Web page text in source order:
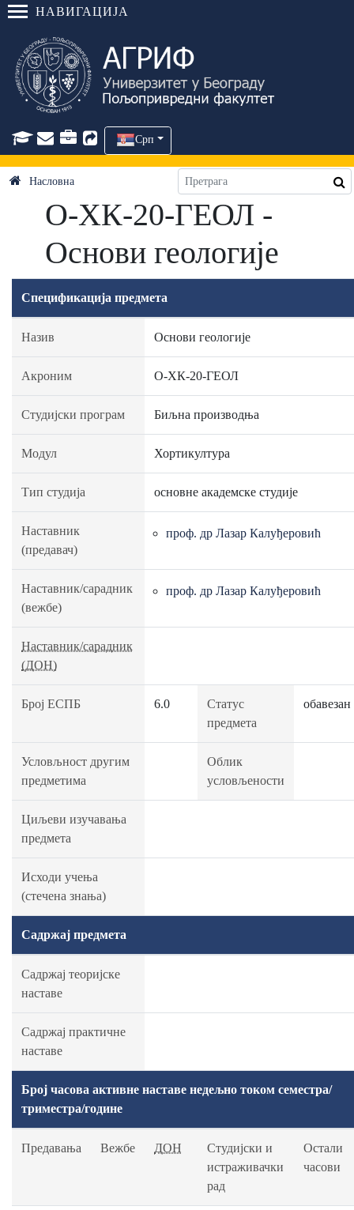
НАВИГАЦИЈА
Срп
Насловна
О-ХК-20-ГЕОЛ -
Основи геологије
Спецификација предмета
Назив Основи геологије
Акроним О-ХК-20-ГЕОЛ
Студијски програм Биљна производња
Модул Хортикултура
Тип студија основне академске студије
Наставник
(предавач)
проф. др Лазар Калуђеровић
Наставник/сарадник
(вежбе)
проф. др Лазар Калуђеровић
Наставник/сарадник
(ДОН)
Број ЕСПБ 6.0
Статус
предмета
обавезан
Условљност другим
предметима
Облик
условљености
Циљеви изучавања
предмета
Исходи учења
(стечена знања)
Садржај предмета
Садржај теоријске
наставе
Садржај практичне
наставе
Број часова активне наставе недељно током семестра/
триместра/године
Предавања Вежбе ДОН
Студијски и
истраживачки
рад
Остали
часови